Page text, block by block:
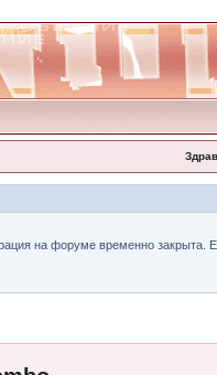
на форуме временно